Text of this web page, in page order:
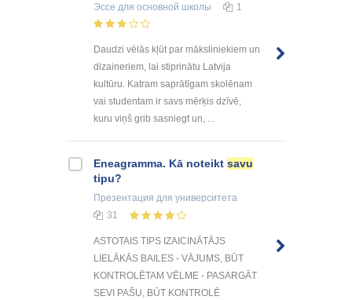
Эссе для основной школы 1
Daudzi vēlās kļūt par māksliniekiem un
dizaineriem, lai stiprinātu Latvija
kultūru. Katram saprātīgam skolēnam
vai studentam ir savs mērķis dzīvē,
kuru viņš grib sasniegt un, ...
Eneagramma. Kā noteikt savu
tipu?
Презентация для университета
31
ASTOTAIS TIPS IZAICINĀTĀJS
LIELĀKĀS BAILES - VĀJUMS, BŪT
KONTROLĒTAM VĒLME - PASARGĀT
SEVI PAŠU, BŪT KONTROLĒ